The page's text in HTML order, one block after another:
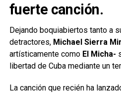
fuerte canción.
Dejando boquiabiertos tanto a
detractores, Michael Sierra
artísticamente como El Micha-
libertad de Cuba mediante un
La canción que recién ha